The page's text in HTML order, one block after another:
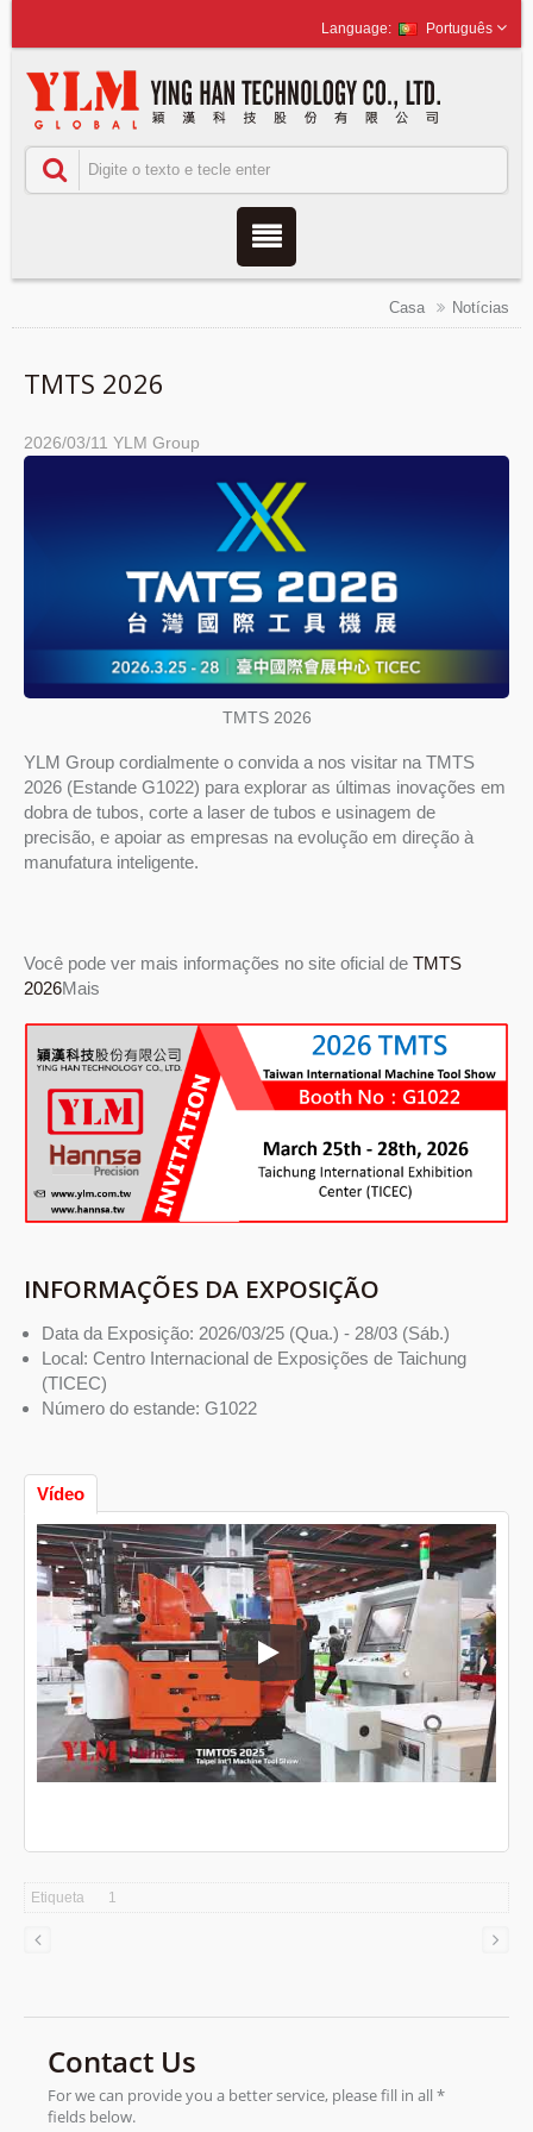
Português
Casa Notícias
TMTS 2026
2026/03/11 YLM Group
TMTS 2026
YLM Group cordialmente o convida a nos visitar na TMTS
2026 (Estande G1022) para explorar as últimas inovações em
dobra de tubos, corte a laser de tubos e usinagem de
precisão, e apoiar as empresas na evolução em direção à
manufatura inteligente.
Você pode ver mais informações no site oficial de TMTS
2026Mais
INFORMAÇÕES DA EXPOSIÇÃO
Data da Exposição: 2026/03/25 (Qua.) - 28/03 (Sáb.)
Local: Centro Internacional de Exposições de Taichung
(TICEC)
Número do estande: G1022
Vídeo
TMTS 2026
Etiqueta 1